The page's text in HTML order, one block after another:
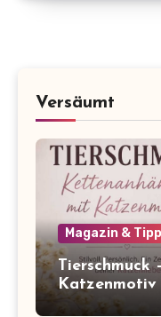
Versäumt
Magazin &
Katzenmotiv